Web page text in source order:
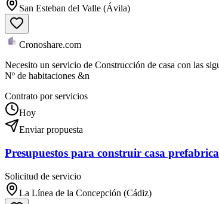
San Esteban del Valle (Ávila)
Cronoshare.com
Necesito un servicio de Construcción de casa con las
Nº de habitaciones &n
Contrato por servicios
Hoy
Enviar propuesta
Presupuestos para construir casa
Solicitud de servicio
La Línea de la Concepción (Cádiz)